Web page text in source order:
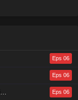
Eps 06
Eps 06
Eps 06